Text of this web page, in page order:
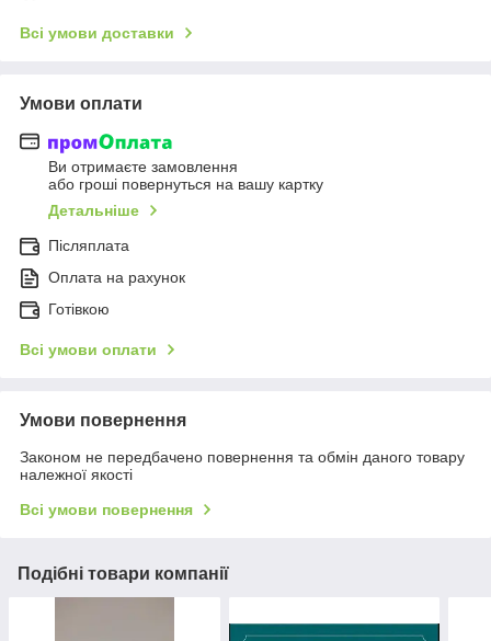
Всі умови доставки
Умови оплати
Ви отримаєте замовлення
або гроші повернуться на вашу картку
Детальніше
Післяплата
Оплата на рахунок
Готівкою
Всі умови оплати
Умови повернення
Законом не передбачено повернення та обмін даного товару
належної якості
Всі умови повернення
Подібні товари компанії